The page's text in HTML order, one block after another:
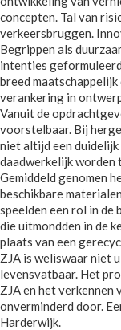
concepten. Tal van
verkeersbruggen.
Begrippen als
intenties
breed
verankering in
Vanuit de
voorstelbaar. Bij
niet altijd een
daadwerkelijk
Gemiddeld genomen
beschikbare
speelden een rol in
die uitmondden in de
plaats van een
ZJA is weliswaar niet
levensvatbaar. Het
ZJA en het verkennen
onverminderd door.
Harderwijk.